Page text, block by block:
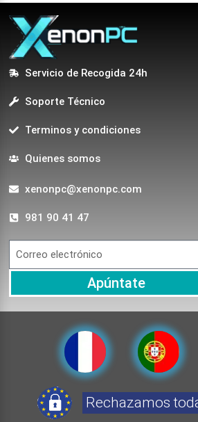
Servicio de Recogida 24h
Soporte Técnico
Terminos y condiciones
Quienes somos
xenonpc@xenonpc.com
981 90 41 47
Apúntate
Rechazamos